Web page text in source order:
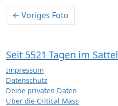
← Voriges Foto
Seit 5521 Tagen im Sattel
Impressum
Datenschutz
Deine privaten Daten
Über die Critical Mass